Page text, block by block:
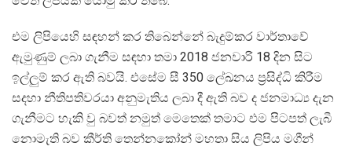
එම ලිපියෙහි සඳහන් කර තිබෙන්නේ බැදුම්කර වාර්තාවේ
ඇමුණුම් ලබා ගැනීම සඳහා තමා 2018 ජනවාරි 18 දින සිට
ඉල්ලුම් කර ඇති බවයි. එසේම සී 350 ලේඛනය ප්‍ර‍සිද්ධි කිරීම
සදහා නීතිපතිවරයා අනුමැතිය ලබා දී ඇති බව ද ජනමාධ්‍ය දැන
ගැනීමට හැකි වු බවත් නමුත් මෙතෙක් තමාට එම පිටපත් ලැබී
නොමැති බව කීර්ති තෙන්නකෝන් මහතා සිය ලිපිය මගීන්